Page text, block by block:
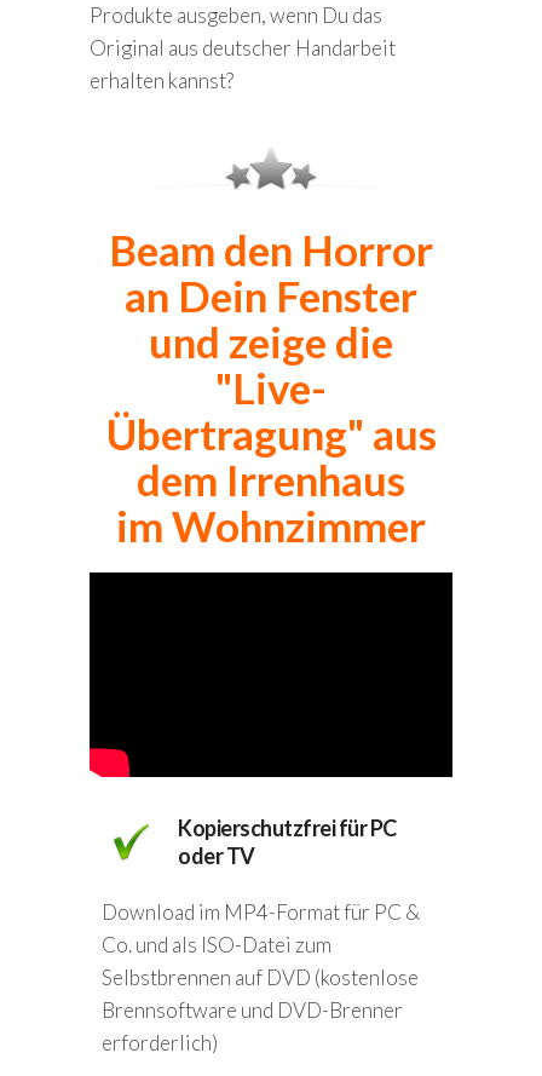
Produkte ausgeben, wenn Du das
Original aus deutscher Handarbeit
erhalten kannst?
Beam den Horror
an Dein Fenster
und zeige die
"Live-
Übertragung" aus
dem Irrenhaus
im Wohnzimmer
Kopierschutzfrei für PC
oder TV
Download im MP4-Format für PC &
Co. und als ISO-Datei zum
Selbstbrennen auf DVD (kostenlose
Brennsoftware und DVD-Brenner
erforderlich)